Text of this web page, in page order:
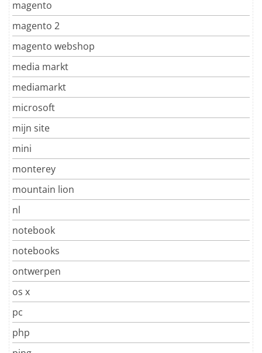
magento
magento 2
magento webshop
media markt
mediamarkt
microsoft
mijn site
mini
monterey
mountain lion
nl
notebook
notebooks
ontwerpen
os x
pc
php